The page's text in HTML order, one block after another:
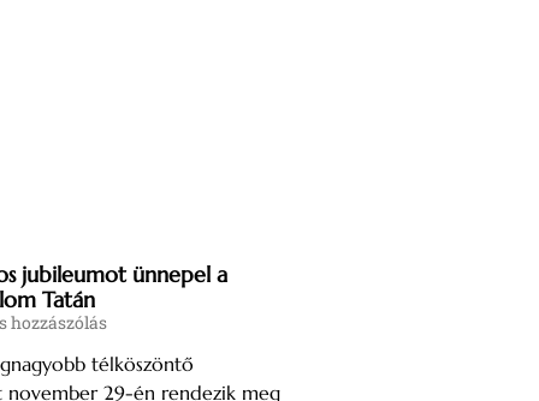
jubileumot ünnepel a
Tatán
hozzászólás
télköszöntő
november 29-én rendezik meg